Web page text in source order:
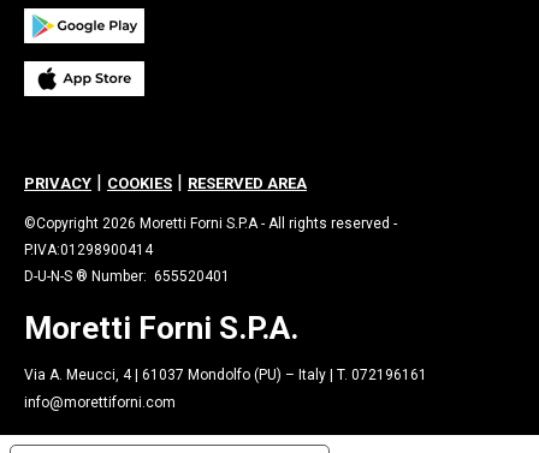
PRIVACY | COOKIES | RESERVED AREA
©Copyright 2026 Moretti Forni S.P.A - All rights reserved -
P.IVA:01298900414
D-U-N-S ® Number: 655520401
Moretti Forni S.P.A.
Via A. Meucci, 4 | 61037 Mondolfo (PU) – Italy | T. 072196161
info@morettiforni.com